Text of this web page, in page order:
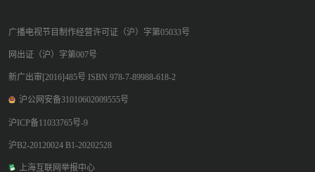
广播电视节目制作经营许可证（沪）字第05033号
网出证（沪）字第007号
新广出审[2016]485号 ISBN 978-7-89988-618-2
沪公网安备31010602009555号
沪ICP备11033765号-9
沪B2-20120024 B1-20202528
上海互联网举报中心